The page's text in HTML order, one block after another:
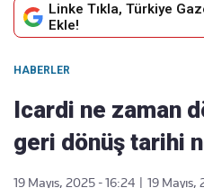
Linke Tıkla, Türkiye
Ekle!
HABERLER
Icardi ne zaman
geri dönüş tarihi
19 Mayıs, 2025 - 16:24
19 Mayıs,